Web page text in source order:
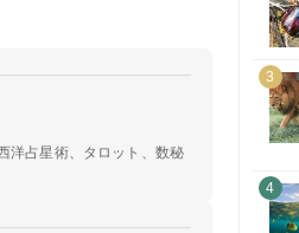
洋占星術、タロット、数秘
3
4